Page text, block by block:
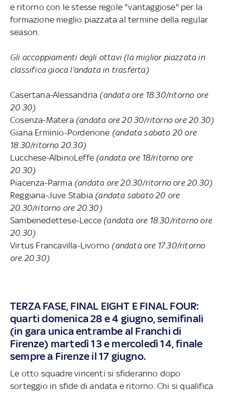
e ritorno con le stesse regole "vantaggiose" per la
formazione meglio piazzata al termine della regular
season.
Gli accoppiamenti degli ottavi (la miglior piazzata in
classifica gioca l'andata in trasferta)
Casertana-Alessandria (andata ore 18.30/ritorno ore
20.30)
Cosenza-Matera (andata ore 20.30/ritorno ore 20.30)
Giana Erminio-Pordenone (andata sabato 20 ore
18.30/ritorno 20.30)
Lucchese-AlbinoLeffe (andata ore 18/ritorno ore
20.30)
Piacenza-Parma (andata ore 20.30/ritorno ore 20.30)
Reggiana-Juve Stabia (andata sabato 20 ore
20.30/ritorno ore 20.30)
Sambenedettese-Lecce (andata ore 18.30/ritorno ore
20.30)
Virtus Francavilla-Livorno (andata ore 17.30/ritorno
ore 20.30)
TERZA FASE, FINAL EIGHT E FINAL FOUR:
quarti domenica 28 e 4 giugno, semifinali
(in gara unica entrambe al Franchi di
Firenze) martedì 13 e mercoledì 14, finale
sempre a Firenze il 17 giugno.
Le otto squadre vincenti si sfideranno dopo
sorteggio in sfide di andata e ritorno. Chi si qualifica